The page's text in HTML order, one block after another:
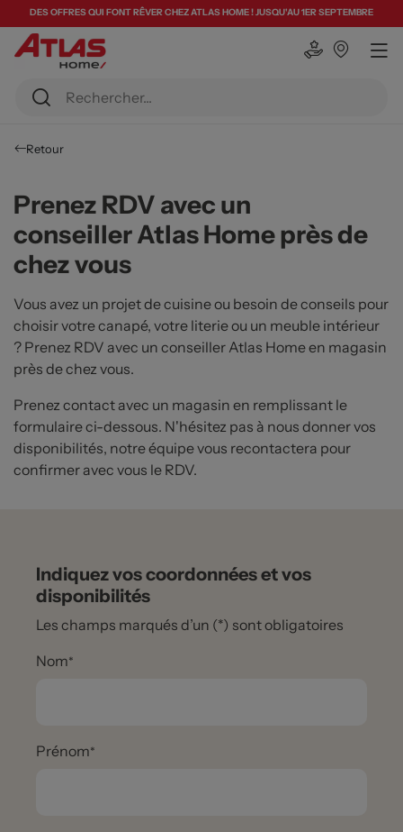
DES OFFRES QUI FONT RÊVER CHEZ ATLAS HOME ! JUSQU'AU 1ER SEPTEMBRE
Retour
Prenez RDV avec un
conseiller Atlas Home près de
chez vous
Vous avez un projet de cuisine ou besoin de conseils pour
choisir votre canapé, votre literie ou un meuble intérieur
? Prenez RDV avec un conseiller Atlas Home en magasin
près de chez vous.
Prenez contact avec un magasin en remplissant le
formulaire ci-dessous. N'hésitez pas à nous donner vos
disponibilités, notre équipe vous recontactera pour
confirmer avec vous le RDV.
Indiquez vos coordonnées et vos
disponibilités
Les champs marqués d’un (*) sont obligatoires
Nom
Prénom